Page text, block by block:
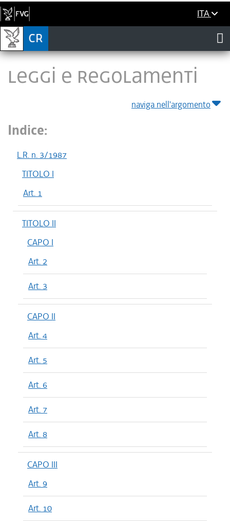
ITA
LEGGI E REGOLAMENTI
naviga nell'argomento
Indice:
L.R. n. 3/1987
TITOLO I
Art. 1
TITOLO II
CAPO I
Art. 2
Art. 3
CAPO II
Art. 4
Art. 5
Art. 6
Art. 7
Art. 8
CAPO III
Art. 9
Art. 10